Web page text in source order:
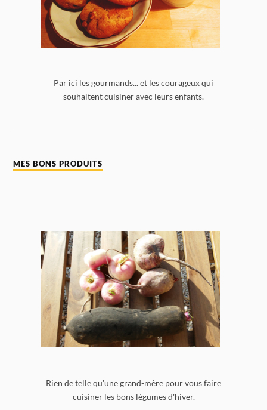
Par ici les gourmands... et les courageux qui
souhaitent cuisiner avec leurs enfants.
MES BONS PRODUITS
Rien de telle qu'une grand-mère pour vous faire
cuisiner les bons légumes d'hiver.